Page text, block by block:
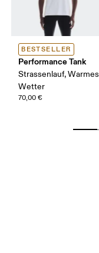
BESTSELLER
Performance Tank
Strassenlauf, Warmes
Wetter
70,00 €